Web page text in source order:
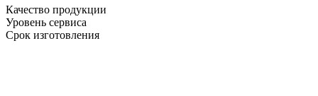
Качество продукции
Уровень сервиса
Срок изготовления